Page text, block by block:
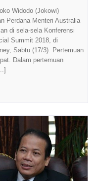
Widodo (Jokowi)
Perdana Menteri Australia
di sela-sela Konferensi
Summit 2018, di
Sabtu (17/3). Pertemuan
Dalam pertemuan